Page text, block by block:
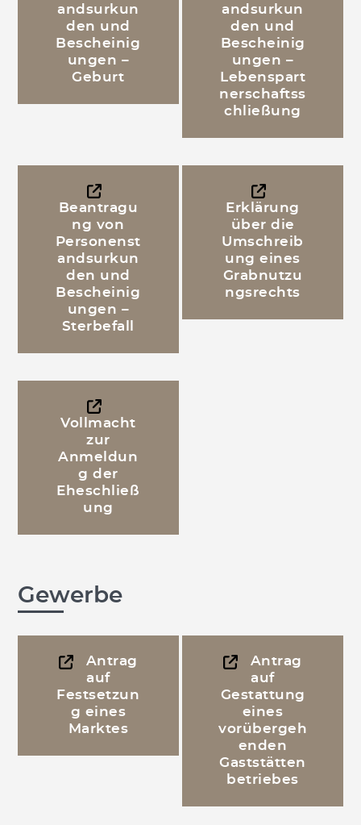
andsurkun
den und
Bescheinig
ungen –
Geburt
andsurkun
den und
Bescheinig
ungen –
Lebenspart
nerschaftss
chließung
Beantragu
ng von
Personenst
andsurkun
den und
Bescheinig
ungen –
Sterbefall
Erklärung
über die
Umschreib
ung eines
Grabnutzu
ngsrechts
Vollmacht
zur
Anmeldun
g der
Eheschließ
ung
Gewerbe
Antrag
auf
Festsetzun
g eines
Marktes
Antrag
auf
Gestattung
eines
vorübergeh
enden
Gaststätten
betriebes